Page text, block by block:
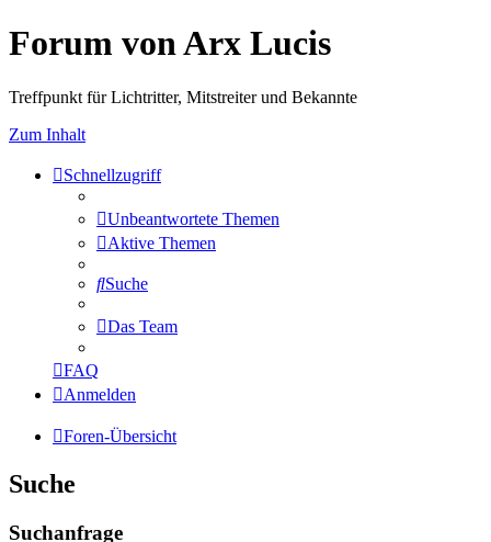
Forum von Arx Lucis
Treffpunkt für Lichtritter, Mitstreiter und Bekannte
Zum Inhalt
Schnellzugriff
Unbeantwortete Themen
Aktive Themen
Suche
Das Team
FAQ
Anmelden
Foren-Übersicht
Suche
Suchanfrage